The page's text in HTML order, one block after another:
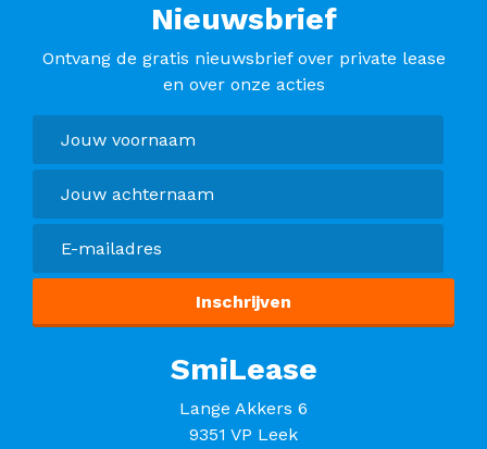
Nieuwsbrief
Ontvang de gratis nieuwsbrief over private lease
en over onze acties
SmiLease
Lange Akkers 6
9351 VP Leek